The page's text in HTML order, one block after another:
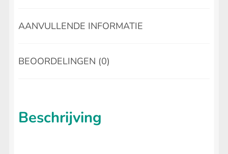
AANVULLENDE INFORMATIE
BEOORDELINGEN (0)
Beschrijving